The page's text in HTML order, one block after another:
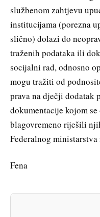
službenom zahtjevu
institucijama (porezna
slično) dolazi do
traženih podataka ili
socijalni rad, odnosno
mogu tražiti od
prava na dječji dodatak
dokumentacije kojom
blagovremeno riješili
Federalnog
Fena